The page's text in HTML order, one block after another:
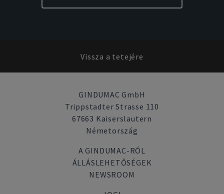
Vissza a tetejére
GINDUMAC GmbH
Trippstadter Strasse 110
67663 Kaiserslautern
Németország
A GINDUMAC-RÓL
ÁLLÁSLEHETŐSÉGEK
NEWSROOM